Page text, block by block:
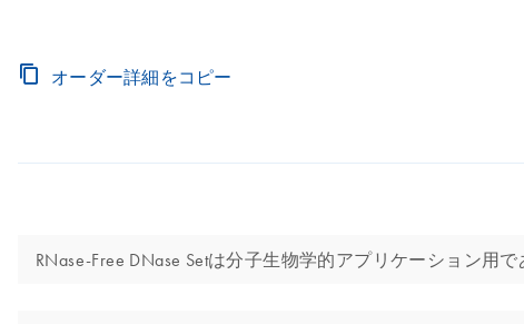
オーダー詳細をコピー
RNase-Free DNase Setは分子生物学的アプリケーション用